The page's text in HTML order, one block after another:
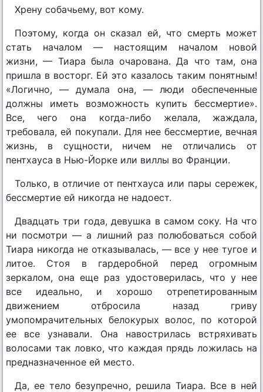
Хрену собачьему, вот кому.
Поэтому, когда он сказал ей, что смерть может
стать началом — настоящим началом новой
жизни, — Тиара была очарована. Да что там, она
пришла в восторг. Ей это казалось таким понятным!
«Логично, — думала она, — люди обеспеченные
должны иметь возможность купить бессмертие».
Все, чего она когда-либо желала, жаждала,
требовала, ей покупали. Для нее бессмертие, вечная
жизнь, в сущности, ничем не отличались от
пентхауса в Нью-Йорке или виллы во Франции.
Только, в отличие от пентхауса или пары сережек,
бессмертие ей никогда не надоест.
Двадцать три года, девушка в самом соку. На что
ни посмотри — а лишний раз полюбоваться собой
Тиара никогда не отказывалась, — все у нее тугое и
литое. Стоя в гардеробной перед огромным
зеркалом, она еще раз удостоверилась, что у нее
все идеально, и хорошо отрепетированным
движением отбросила назад гриву
умопомрачительных белокурых волос, по которой
ее все узнавали. Она навострилась встряхивать
волосами так ловко, что каждая прядь ложилась на
предназначенное ей место.
Да, ее тело безупречно, решила Тиара. Все в ней